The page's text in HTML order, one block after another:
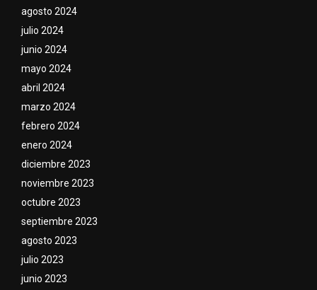
agosto 2024
julio 2024
junio 2024
mayo 2024
abril 2024
marzo 2024
febrero 2024
enero 2024
diciembre 2023
noviembre 2023
octubre 2023
septiembre 2023
agosto 2023
julio 2023
junio 2023